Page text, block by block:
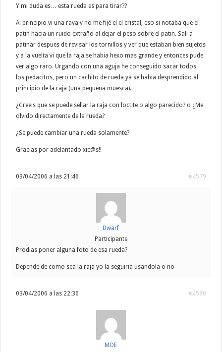
Y mi duda es… esta rueda es para tirar??
Al principio vi una raya y no me fijé el el cristal, eso si notaba que el
patin hacia un ruido extraño al dejar el peso sobre el patin. Sali a
patinar despues de revisar los tornillos y ver que estaban bien sujetos
y a la vuelta vi que la raja se habia hexo mas grande y entonces pude
ver algo raro. Urgando con una aguja he conseguido sacar todos
los pedacitos, pero un cachito de rueda ya se habia desprendido al
principio de la raja (una pequeña muesca).
¿Creeis que se puede sellar la raja con loctite o algo parecido? o ¿Me
olvido directamente de la rueda?
¿Se puede cambiar una rueda solamente?
Gracias por adelantado xic@s!!
03/04/2006 a las 21:46 #4579
Dwarf
Participante
Prodias poner alguna foto de esa rueda?
Depende de como sea la raja yo la seguiria usandola o no
03/04/2006 a las 22:36 #4580
MOE